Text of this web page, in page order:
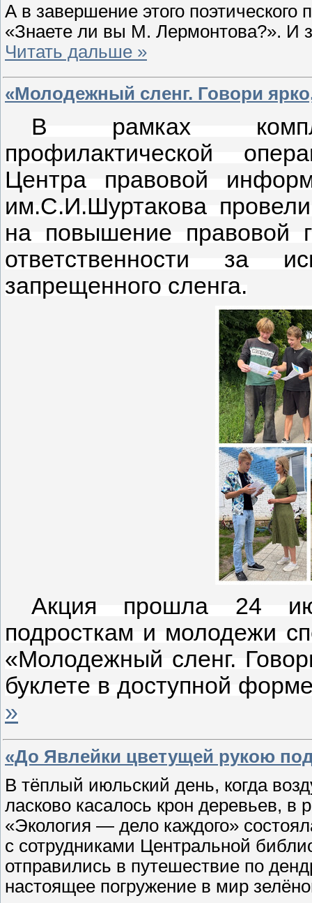
А в завершение этого
«Знаете ли вы М. Лермонтова?». И
Читать дальше »
«Молодежный сленг. Говори
В рамках
профилактической
Центра правовой
им.С.И.Шуртакова
на повышение правовой
ответственности за
запрещенного сленга.
Акция прошла 24
подросткам и молодежи
«Молодежный сленг.
буклете в доступной
»
«До Явлейки цветущей рукою
В тёплый июльский день, когда
ласково касалось крон деревьев, в
«Экология — дело каждого»
с сотрудниками Центральной
отправились в путешествие по
настоящее погружение в мир